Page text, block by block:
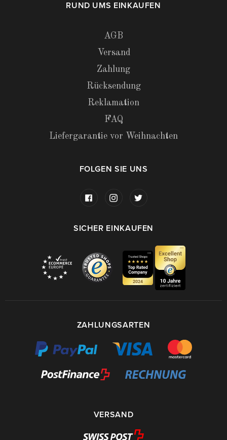
RUND UMS EINKAUFEN
AGB
Versand
Zahlung
Rücksendung
Reklamation
FAQ
Liefergarantie vor Weihnachten
FOLGEN SIE UNS
SICHER EINKAUFEN
ZAHLUNGSARTEN
VERSAND